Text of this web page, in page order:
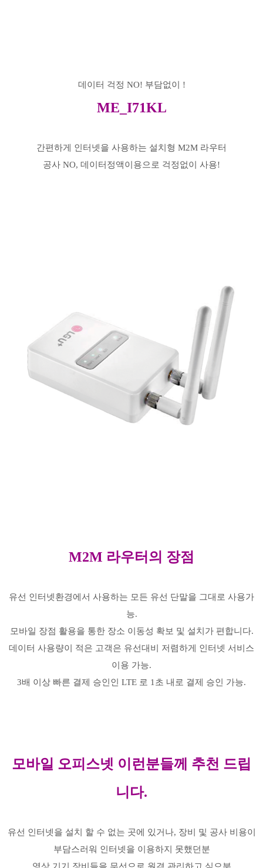
데이터 걱정 NO! 부담없이 !
ME_I71KL
간편하게 인터넷을 사용하는 설치형 M2M 라우터
공사 NO, 데이터정액이용으로 걱정없이 사용!
M2M 라우터의 장점
유선 인터넷환경에서 사용하는 모든 유선 단말을 그대로 사용가
능.
모바일 장점 활용을 통한 장소 이동성 확보 및 설치가 편합니다.
데이터 사용량이 적은 고객은 유선대비 저렴하게 인터넷 서비스
이용 가능.
3배 이상 빠른 결제 승인인 LTE 로 1초 내로 결제 승인 가능.
모바일 오피스넷 이런분들께 추천 드립
니다.
유선 인터넷을 설치 할 수 없는 곳에 있거나, 장비 및 공사 비용이
부담스러워 인터넷을 이용하지 못했던분